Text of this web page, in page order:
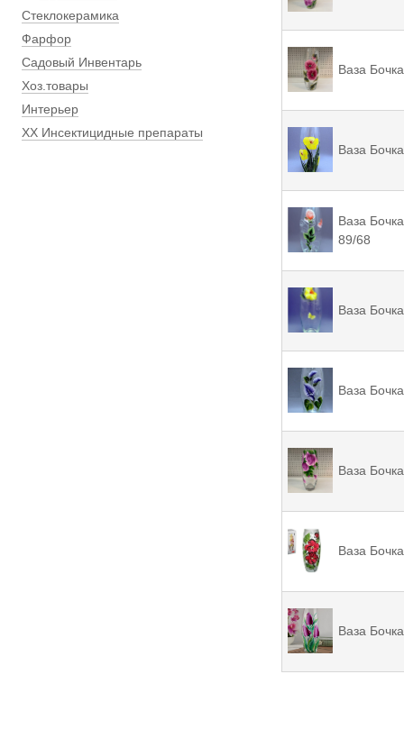
Стеклокерамика
Фарфор
Садовый Инвентарь
Хоз.товары
Интерьер
ХХ Инсектицидные препараты
Ваза
Ваза
Ваза
89/68
Ваза
Ваза
Ваза
Ваза
Ваза